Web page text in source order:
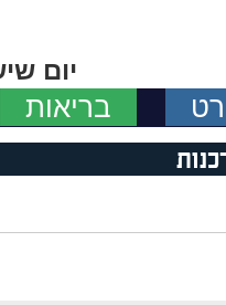
יום שישי, 7
בריאות